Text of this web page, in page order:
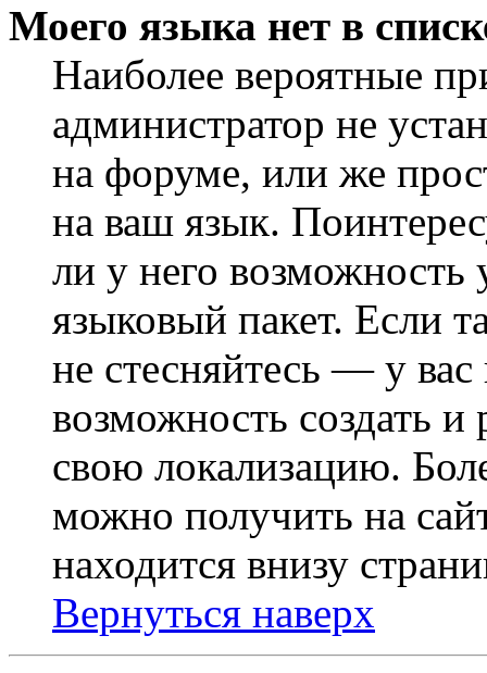
Моего языка нет в
Наиболее вероятные
администратор не
на форуме, или же
на ваш язык.
ли у него
языковый пакет. Если
не стесняйтесь — у вас
возможность создать
свою локализацию.
можно получить на
находится внизу
Вернуться наверх